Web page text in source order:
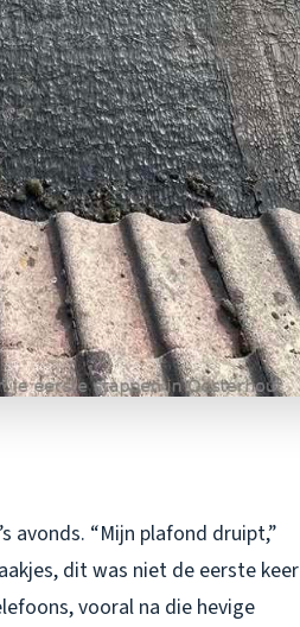
avonds. “Mijn plafond druipt,”
dit was niet de eerste keer
vooral na die hevige